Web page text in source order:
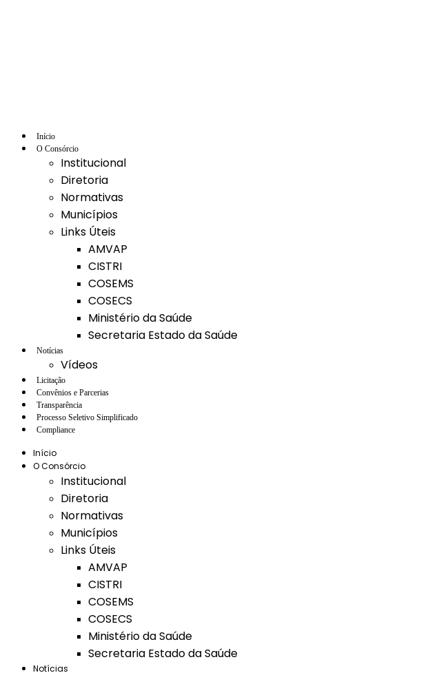
Início
O Consórcio
Institucional
Diretoria
Normativas
Municípios
Links Úteis
AMVAP
CISTRI
COSEMS
COSECS
Ministério da Saúde
Secretaria Estado da Saúde
Notícias
Vídeos
Licitação
Convênios e Parcerias
Transparência
Processo Seletivo Simplificado
Compliance
Início
O Consórcio
Institucional
Diretoria
Normativas
Municípios
Links Úteis
AMVAP
CISTRI
COSEMS
COSECS
Ministério da Saúde
Secretaria Estado da Saúde
Notícias